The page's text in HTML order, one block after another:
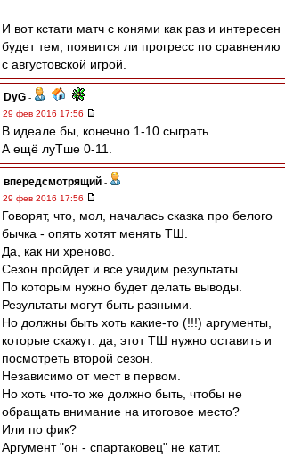
И вот кстати матч с конями как раз и интересен
будет тем, появится ли прогресс по сравнению
с августовской игрой.
DyG -
29 фев 2016 17:56
В идеале бы, конечно 1-10 сыграть.
А ещё луТше 0-11.
впередсмотрящий -
29 фев 2016 17:56
Говорят, что, мол, началась сказка про белого
бычка - опять хотят менять ТШ.
Да, как ни хреново.
Сезон пройдет и все увидим результаты.
По которым нужно будет делать выводы.
Результаты могут быть разными.
Но должны быть хоть какие-то (!!!) аргументы,
которые скажут: да, этот ТШ нужно оставить и
посмотреть второй сезон.
Независимо от мест в первом.
Но хоть что-то же должно быть, чтобы не
обращать внимание на итоговое место?
Или по фик?
Аргумент "он - спартаковец" не катит.